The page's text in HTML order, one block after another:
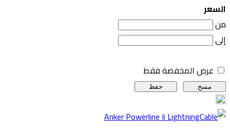
السعر
من
إلى
عرض المخفضة فقط
مسح حفظ